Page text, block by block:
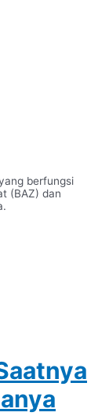
berfungsi
(BAZ) dan